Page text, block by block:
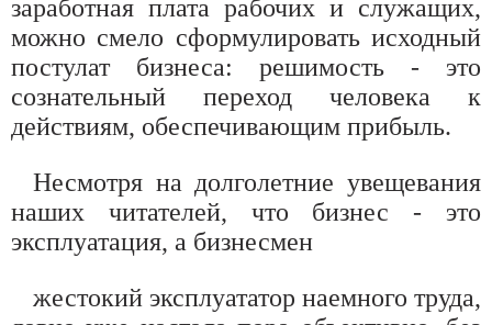
заработная плата рабочих и служащих,
можно смело сформулировать исходный
постулат бизнеса: решимость - это
сознательный переход человека к
действиям, обеспечивающим прибыль.
Несмотря на долголетние увещевания
наших читателей, что бизнес - это
эксплуатация, а бизнесмен
жестокий эксплуататор наемного труда,